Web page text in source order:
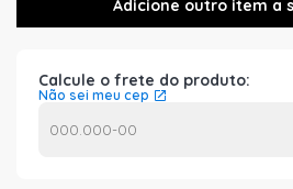
Calcule o frete do produto:
Não sei meu cep